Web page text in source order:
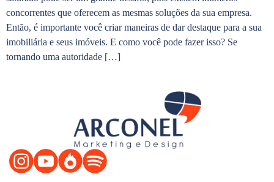
concorrentes que oferecem as mesmas soluções da sua empresa.
Então, é importante você criar maneiras de dar destaque para a sua
imobiliária e seus imóveis. E como você pode fazer isso? Se
tornando uma autoridade […]